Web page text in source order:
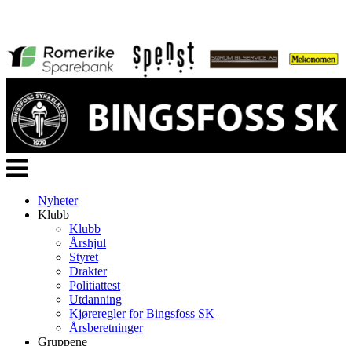
Veksle
navigasjon
Nyheter
Klubb
Klubb
Årshjul
Styret
Drakter
Politiattest
Utdanning
Kjøreregler for Bingsfoss SK
Årsberetninger
Gruppene